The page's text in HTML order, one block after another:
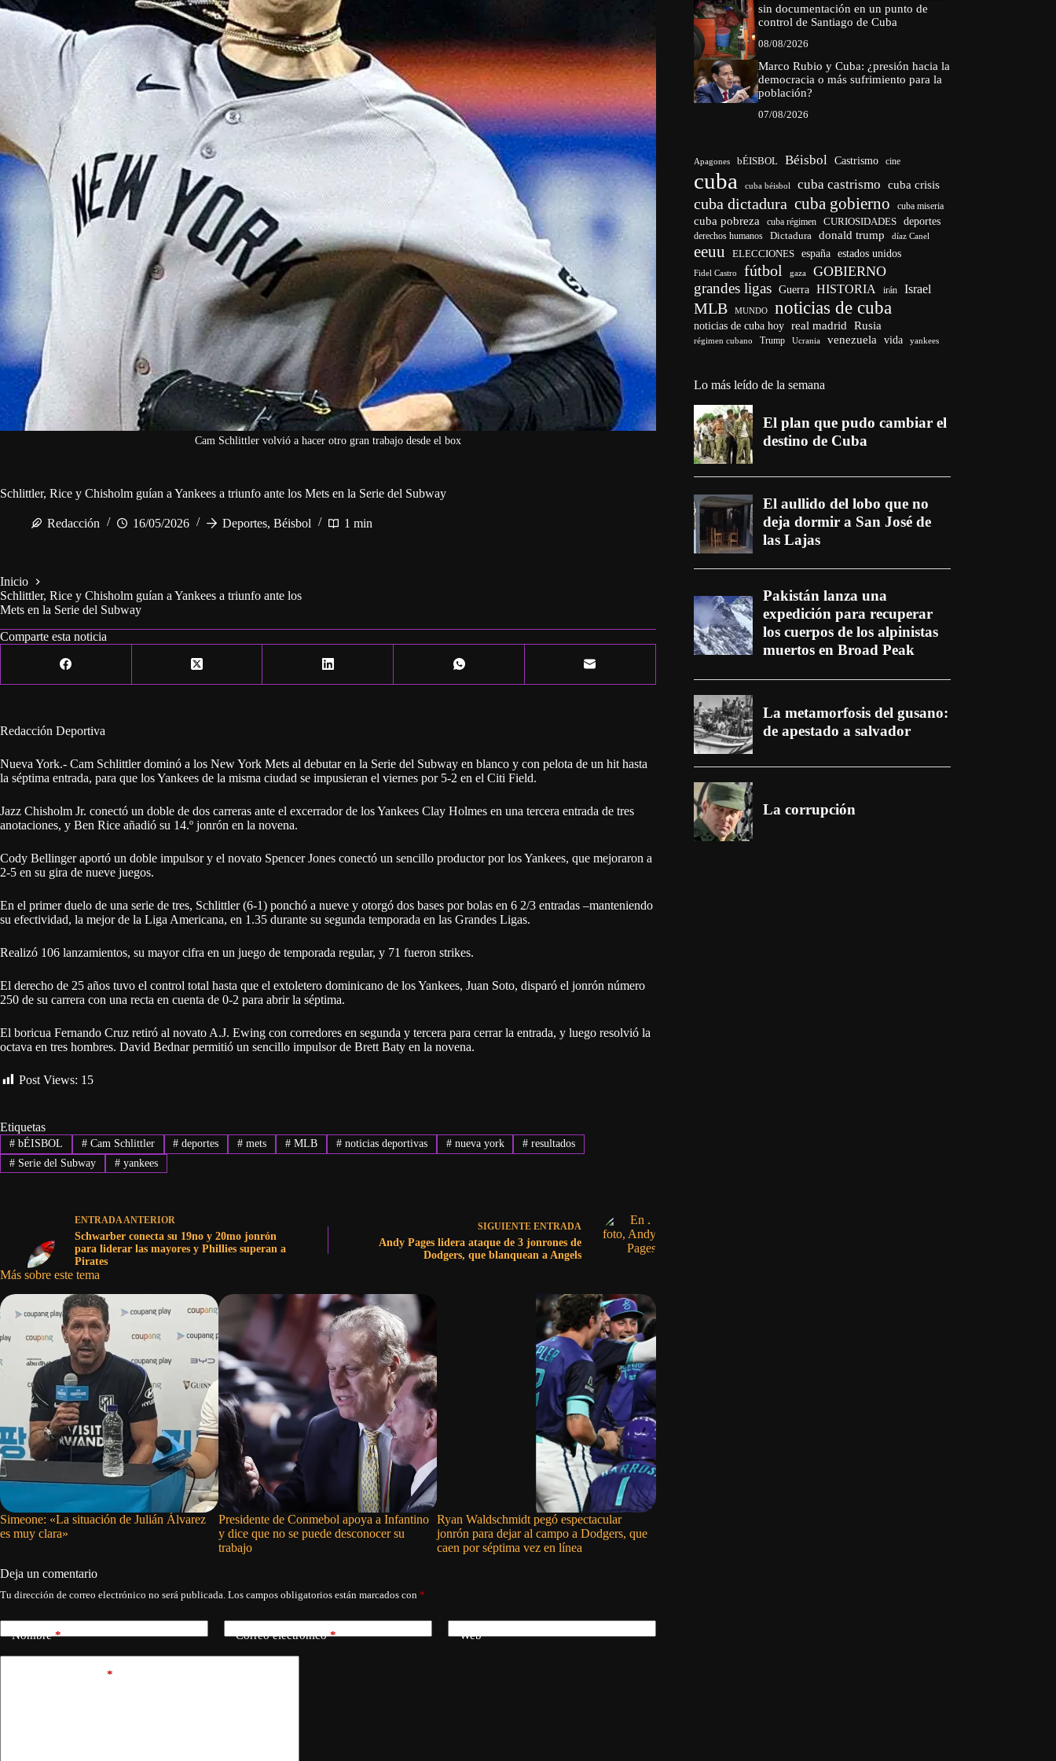
Cam Schlittler volvió a hacer otro gran trabajo desde el box
Schlittler, Rice y Chisholm guían a Yankees a triunfo ante los Mets en la Serie del Subway
Redacción 16/05/2026 Deportes, Béisbol 1 min
Inicio
Schlittler, Rice y Chisholm guían a Yankees a triunfo ante los
Mets en la Serie del Subway
Comparte esta noticia
Redacción Deportiva
Nueva York.- Cam Schlittler dominó a los New York Mets al debutar en la Serie del Subway en blanco y con pelota de un hit hasta
la séptima entrada, para que los Yankees de la misma ciudad se impusieran el viernes por 5-2 en el Citi Field.
Jazz Chisholm Jr. conectó un doble de dos carreras ante el excerrador de los Yankees Clay Holmes en una tercera entrada de tres
anotaciones, y Ben Rice añadió su 14.º jonrón en la novena.
Cody Bellinger aportó un doble impulsor y el novato Spencer Jones conectó un sencillo productor por los Yankees, que mejoraron a
2-5 en su gira de nueve juegos.
En el primer duelo de una serie de tres, Schlittler (6-1) ponchó a nueve y otorgó dos bases por bolas en 6 2/3 entradas –manteniendo
su efectividad, la mejor de la Liga Americana, en 1.35 durante su segunda temporada en las Grandes Ligas.
Realizó 106 lanzamientos, su mayor cifra en un juego de temporada regular, y 71 fueron strikes.
El derecho de 25 años tuvo el control total hasta que el extoletero dominicano de los Yankees, Juan Soto, disparó el jonrón número
250 de su carrera con una recta en cuenta de 0-2 para abrir la séptima.
El boricua Fernando Cruz retiró al novato A.J. Ewing con corredores en segunda y tercera para cerrar la entrada, y luego resolvió la
octava en tres hombres. David Bednar permitió un sencillo impulsor de Brett Baty en la novena.
Post Views: 15
Etiquetas
#bÉISBOL #Cam Schlittler # deportes # mets # MLB #noticias deportivas #nueva york # resultados
#Serie del Subway #yankees
ENTRADAANTERIOR
Schwarber conecta su 19no y 20mo jonrón
para liderar las mayores y Phillies superan a
Pirates
SIGUIENTE ENTRADA
Andy Pages lidera ataque de 3 jonrones de
Dodgers, que blanquean a Angels
Más sobre este tema
Simeone: «La situación de Julián Álvarez
es muy clara»
Presidente de Conmebol apoya a Infantino
y dice que no se puede desconocer su
trabajo
Ryan Waldschmidt pegó espectacular
jonrón para dejar al campo a Dodgers, que
caen por séptima vez en línea
Deja un comentario
Tu dirección de correo electrónico no será publicada. Los campos obligatorios están marcados con *
Nombre* Correo electrónico* Web
*
sin documentación en un punto de
control de Santiago de Cuba
08/08/2026
Marco Rubio y Cuba: ¿presión hacia la
democracia o más sufrimiento para la
población?
07/08/2026
Apagones bÉISBOL Béisbol Castrismo cine
cuba cuba béisbol cuba castrismo cuba crisis
cuba dictadura cuba gobierno cuba miseria
cuba pobreza cuba régimen CURIOSIDADES deportes
derechos humanos Dictadura donald trump díaz Canel
eeuu ELECCIONES españa estados unidos
Fidel Castro fútbol gaza GOBIERNO
grandes ligas Guerra HISTORIA irán Israel
MLB MUNDO noticias de cuba
noticias de cuba hoy real madrid Rusia
régimen cubano Trump Ucrania venezuela vida yankees
Lo más leído de la semana